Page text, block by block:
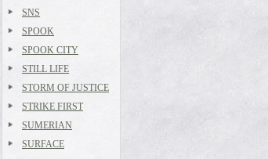
SNS
SPOOK
SPOOK CITY
STILL LIFE
STORM OF JUSTICE
STRIKE FIRST
SUMERIAN
SURFACE